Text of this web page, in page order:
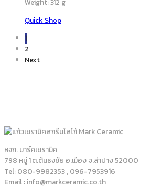
Weight: 312 g
Quick Shop
1
2
Next
หจก. มาร์คเซรามิค
798 หมู่ 1 ต.ต้นธงชัย อ.เมือง จ.ลำปาง 52000
Tel: 080-9982353 , 096-7953916
Email : info@markceramic.co.th